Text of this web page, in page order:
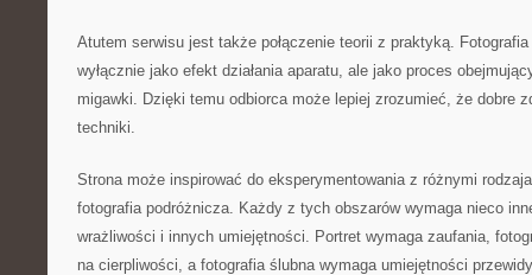
Atutem serwisu jest także połączenie teorii z praktyką.
wyłącznie jako efekt działania aparatu, ale jako proces
migawki. Dzięki temu odbiorca może lepiej zrozumieć, że dobre
techniki.
Strona może inspirować do eksperymentowania z różnymi
fotografia podróżnicza. Każdy z tych obszarów wymaga nieco
wrażliwości i innych umiejętności. Portret wymaga zaufania,
na cierpliwości, a fotografia ślubna wymaga umiejętności